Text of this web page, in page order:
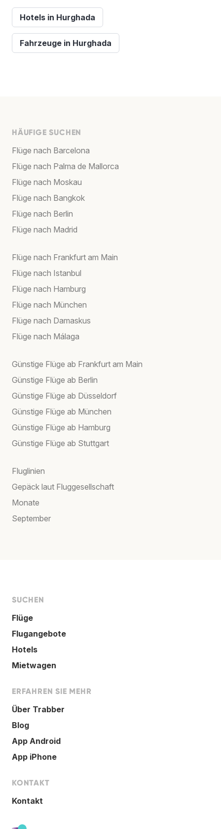
Hotels in Hurghada
Fahrzeuge in Hurghada
HÄUFIGE SUCHEN
Flüge nach Barcelona
Flüge nach Palma de Mallorca
Flüge nach Moskau
Flüge nach Bangkok
Flüge nach Berlin
Flüge nach Madrid
Flüge nach Frankfurt am Main
Flüge nach Istanbul
Flüge nach Hamburg
Flüge nach München
Flüge nach Damaskus
Flüge nach Málaga
Günstige Flüge ab Frankfurt am Main
Günstige Flüge ab Berlin
Günstige Flüge ab Düsseldorf
Günstige Flüge ab München
Günstige Flüge ab Hamburg
Günstige Flüge ab Stuttgart
Fluglinien
Gepäck laut Fluggesellschaft
Monate
September
SUCHEN
Flüge
Flugangebote
Hotels
Mietwagen
ERFAHREN SIE MEHR
Über Trabber
Blog
App Android
App iPhone
KONTAKT
Kontakt